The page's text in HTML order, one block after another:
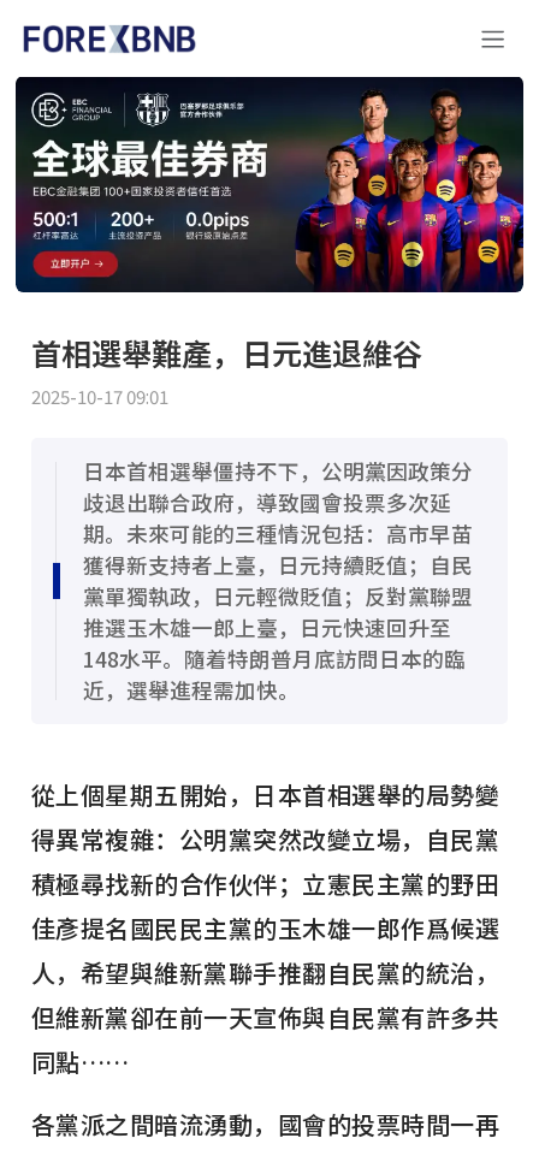
首相選舉難產，日元進退維谷
2025-10-17 09:01
日本首相選舉僵持不下，公明黨因政策分
歧退出聯合政府，導致國會投票多次延
期。未來可能的三種情況包括：高市早苗
獲得新支持者上臺，日元持續貶值；自民
黨單獨執政，日元輕微貶值；反對黨聯盟
推選玉木雄一郎上臺，日元快速回升至
148水平。隨着特朗普月底訪問日本的臨
近，選舉進程需加快。
從上個星期五開始，日本首相選舉的局勢變
得異常複雜：公明黨突然改變立場，自民黨
積極尋找新的合作伙伴；立憲民主黨的野田
佳彥提名國民民主黨的玉木雄一郎作爲候選
人，希望與維新黨聯手推翻自民黨的統治，
但維新黨卻在前一天宣佈與自民黨有許多共
同點……
各黨派之間暗流湧動，國會的投票時間一再